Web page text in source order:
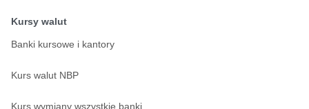
Kursy walut
Banki kursowe i kantory
Kurs walut NBP
Kurs wymiany wszystkie banki